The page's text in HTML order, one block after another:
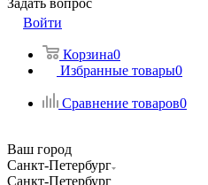
Задать вопрос
Войти
Корзина0
Избранные товары0
Сравнение товаров0
Ваш город
Санкт-Петербург
Санкт-Петербург